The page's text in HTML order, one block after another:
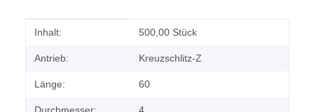
Produkteigenschaft
Wert
Inhalt: 500,00 Stück
Antrieb: Kreuzschlitz-Z
Länge: 60